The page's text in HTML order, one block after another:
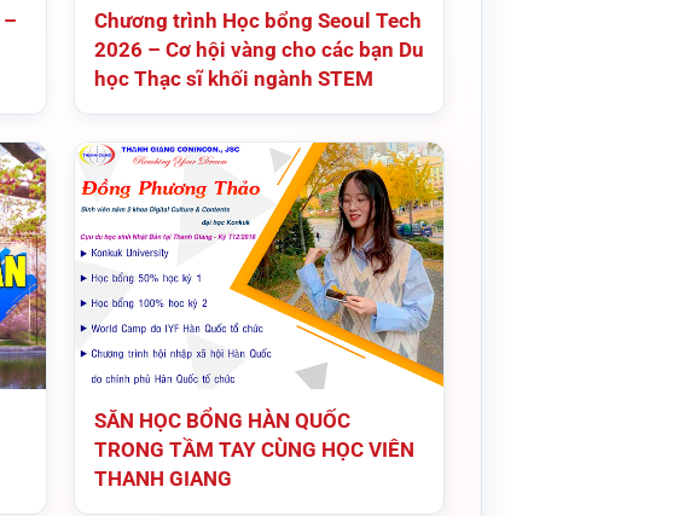
–
Chương trình Học bổng Seoul Tech
2026 – Cơ hội vàng cho các bạn Du
học Thạc sĩ khối ngành STEM
SĂN HỌC BỔNG HÀN QUỐC
TRONG TẦM TAY CÙNG HỌC VIÊN
THANH GIANG